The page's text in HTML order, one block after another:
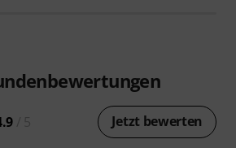
Jetzt bewerten